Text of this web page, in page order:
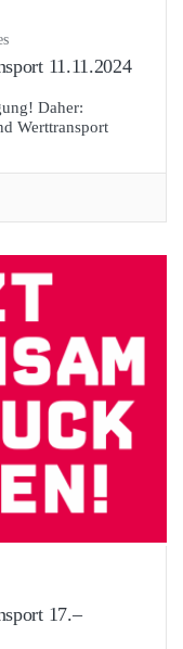
11.11.2024
Daher:
Werttransport
17.–